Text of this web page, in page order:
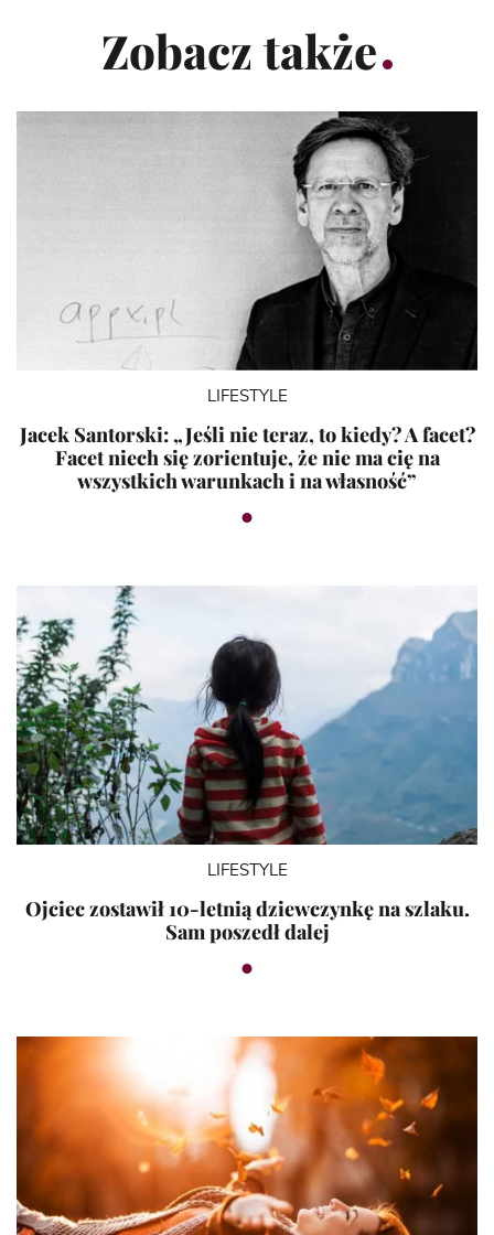
Zobacz także
LIFESTYLE
Jacek Santorski: „Jeśli nie teraz, to kiedy? A facet?
Facet niech się zorientuje, że nie ma cię na
wszystkich warunkach i na własność”
LIFESTYLE
Ojciec zostawił 10-letnią dziewczynkę na szlaku.
Sam poszedł dalej